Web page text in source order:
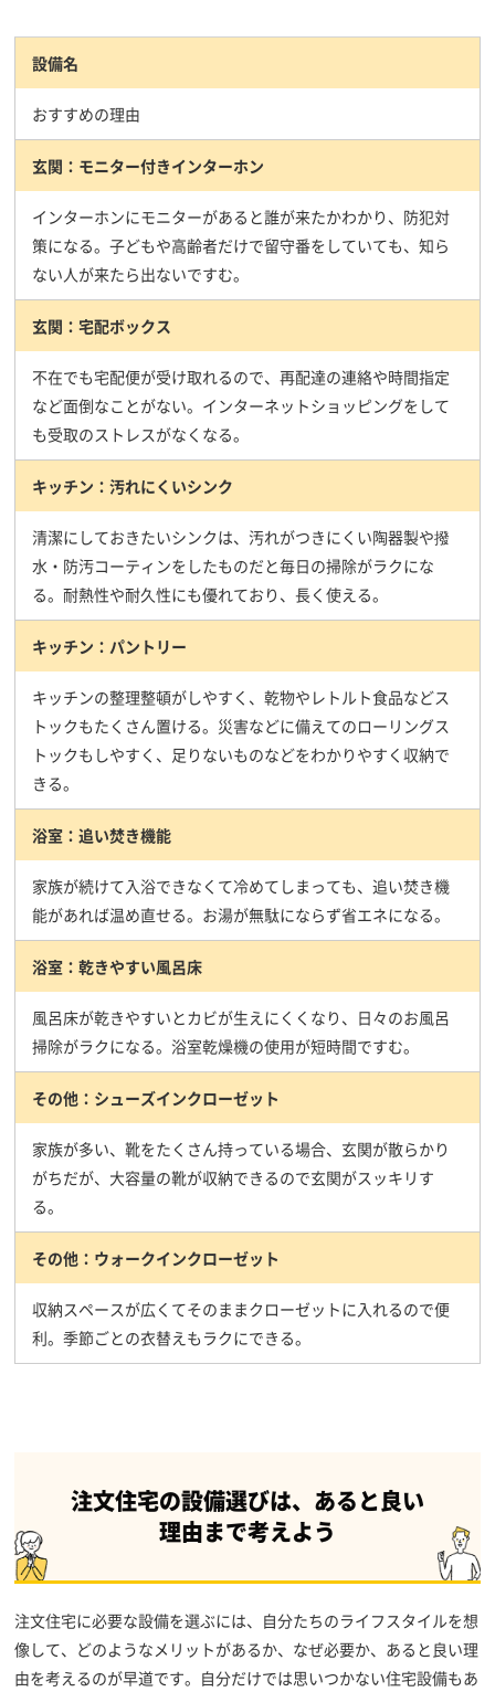
設備名
おすすめの理由
玄関：モニター付きインターホン
インターホンにモニターがあると誰が来たかわかり、防犯対
策になる。子どもや高齢者だけで留守番をしていても、知ら
ない人が来たら出ないですむ。
玄関：宅配ボックス
不在でも宅配便が受け取れるので、再配達の連絡や時間指定
など面倒なことがない。インターネットショッピングをして
も受取のストレスがなくなる。
キッチン：汚れにくいシンク
清潔にしておきたいシンクは、汚れがつきにくい陶器製や撥
水・防汚コーティンをしたものだと毎日の掃除がラクにな
る。耐熱性や耐久性にも優れており、長く使える。
キッチン：パントリー
キッチンの整理整頓がしやすく、乾物やレトルト食品などス
トックもたくさん置ける。災害などに備えてのローリングス
トックもしやすく、足りないものなどをわかりやすく収納で
きる。
浴室：追い焚き機能
家族が続けて入浴できなくて冷めてしまっても、追い焚き機
能があれば温め直せる。お湯が無駄にならず省エネになる。
浴室：乾きやすい風呂床
風呂床が乾きやすいとカビが生えにくくなり、日々のお風呂
掃除がラクになる。浴室乾燥機の使用が短時間ですむ。
その他：シューズインクローゼット
家族が多い、靴をたくさん持っている場合、玄関が散らかり
がちだが、大容量の靴が収納できるので玄関がスッキリす
る。
その他：ウォークインクローゼット
収納スペースが広くてそのままクローゼットに入れるので便
利。季節ごとの衣替えもラクにできる。
注文住宅の設備選びは、あると良い
理由まで考えよう
注文住宅に必要な設備を選ぶには、自分たちのライフスタイルを想
像して、どのようなメリットがあるか、なぜ必要か、あると良い理
由を考えるのが早道です。自分だけでは思いつかない住宅設備もあ